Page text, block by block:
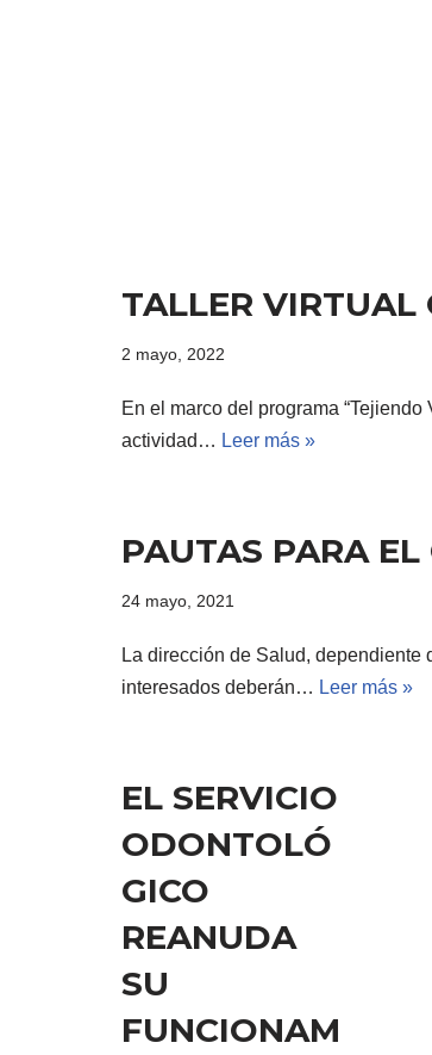
TALLER VIRTUAL
2 mayo, 2022
En el marco del programa
actividad… Leer más »
PAUTAS PARA
24 mayo, 2021
La dirección de Salud,
interesados deberán… Leer más »
EL SERVICIO
ODONTOLÓ
GICO
REANUDA
SU
FUNCIONAM